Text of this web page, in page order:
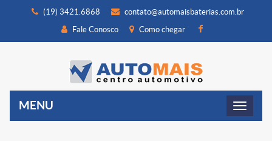
(19) 3421.6868
contato@automaisbaterias.com.br
Fale Conosco
Como chegar
MENU